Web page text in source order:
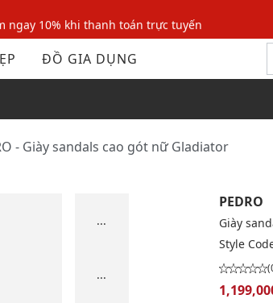
ngay 10% khi thanh toán trực tuyến
10% đơn đầu cho thành viên mới!
ngay 10% khi thanh toán trực tuyến
ĐỒ GIA DỤNG
- Giày sandals cao gót nữ Gladiator
...
...
PEDRO
Giày
Style